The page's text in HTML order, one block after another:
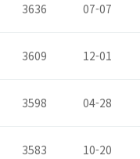
3636 07-07
3609 12-01
3598 04-28
3583 10-20